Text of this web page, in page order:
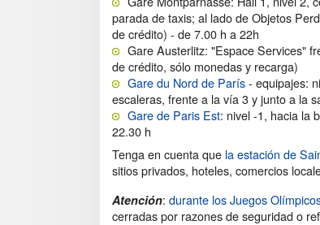
parada de taxis; al lado de Objetos
de crédito) - de 7.00 h a 22h
Gare Austerlitz: "Espace Services"
de crédito, sólo monedas y recarga)
Gare du Nord de París- equipajes:
escaleras, frente a la vía 3 y junto a la
Gare de Paris Est: nivel -1, hacia la
22.30 h
Tenga en cuenta que la estación de
sitios privados, hoteles, comercios
Atención: durante los Juegos
cerradas por razones de seguridad o